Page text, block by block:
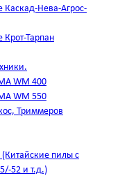
Каскад-Нева-Агрос-
Крот-Тарпан
WM 400
WM 550
Триммеров
пилы с
52 и т.д.)